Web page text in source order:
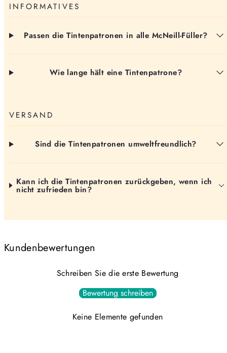
INFORMATIVES
Passen die Tintenpatronen in alle McNeill-Füller?
Wie lange hält eine Tintenpatrone?
VERSAND
Sind die Tintenpatronen umweltfreundlich?
Kann ich die Tintenpatronen zurückgeben, wenn ich
nicht zufrieden bin?
Kundenbewertungen
Schreiben Sie die erste Bewertung
Bewertung schreiben
Keine Elemente gefunden